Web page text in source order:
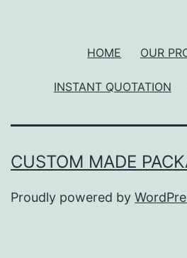
HOME OUR
INSTANT QUOTATION
CUSTOM MADE
Proudly powered by